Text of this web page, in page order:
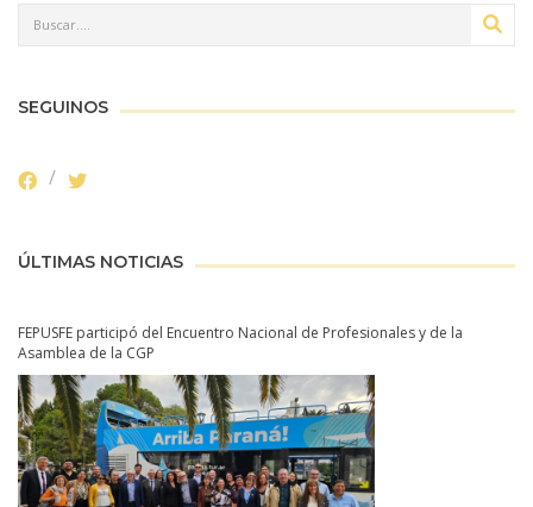
SEGUINOS
ÚLTIMAS NOTICIAS
FEPUSFE participó del Encuentro Nacional de Profesionales y de la
Asamblea de la CGP